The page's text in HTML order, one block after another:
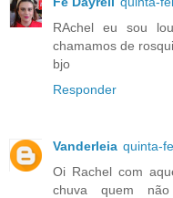
RAchel eu sou
chamamos de
bjo
Responder
Vanderleia quinta-
Oi Rachel com
chuva quem